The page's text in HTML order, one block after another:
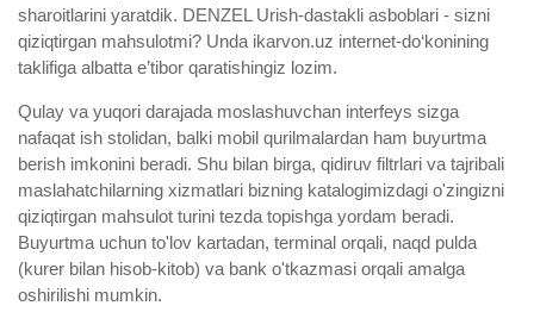
sharoitlarini yaratdik. DENZEL Urish-dastakli asboblari - sizni
qiziqtirgan mahsulotmi? Unda ikarvon.uz internet-do‘konining
taklifiga albatta e’tibor qaratishingiz lozim.
Qulay va yuqori darajada moslashuvchan interfeys sizga
nafaqat ish stolidan, balki mobil qurilmalardan ham buyurtma
berish imkonini beradi. Shu bilan birga, qidiruv filtrlari va tajribali
maslahatchilarning xizmatlari bizning katalogimizdagi o'zingizni
qiziqtirgan mahsulot turini tezda topishga yordam beradi.
Buyurtma uchun to'lov kartadan, terminal orqali, naqd pulda
(kurer bilan hisob-kitob) va bank o'tkazmasi orqali amalga
oshirilishi mumkin.